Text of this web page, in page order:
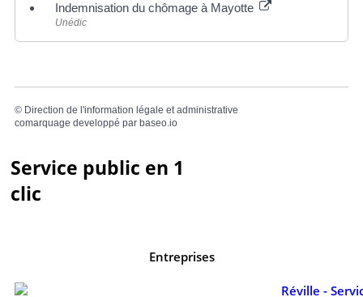
Indemnisation du chômage à Mayotte
Unédic
© Direction de l'information légale et administrative
comarquage developpé par baseo.io
Service public en 1
clic
Entreprises